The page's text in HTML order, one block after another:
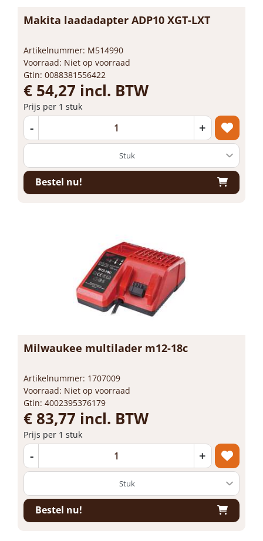
Makita laadadapter ADP10 XGT-LXT
Artikelnummer: M514990
Voorraad: Niet op voorraad
Gtin: 0088381556422
€ 54,27 incl. BTW
Prijs per 1 stuk
- +
Bestel nu!
Milwaukee multilader m12-18c
Artikelnummer: 1707009
Voorraad: Niet op voorraad
Gtin: 4002395376179
€ 83,77 incl. BTW
Prijs per 1 stuk
- +
Bestel nu!